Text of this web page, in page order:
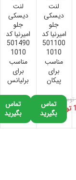
تومان
تومان
لنت
دیسکی
جلو
امیرنیا کد
501100
1010
مناسب
برای
پیکان
تماس
بگیرید
لنت
دیسکی
جلو
امیرنیا کد
501490
1010
مناسب
برای
برلیانس
تماس
بگیرید